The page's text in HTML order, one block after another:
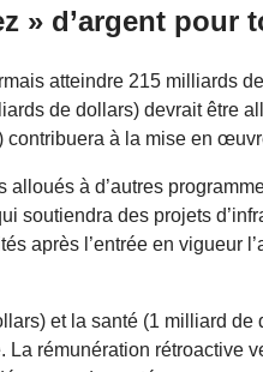
» d’argent pour
atteindre 215 milliards
de dollars) devrait être
à la mise en
à d’autres
soutiendra des projets
après l’entrée en vigueur
et la santé (1 milliard
La rémunération